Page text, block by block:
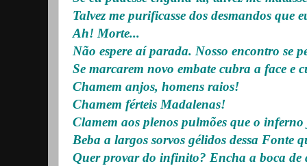
Talvez me purificasse dos desmandos que
Ah! Morte...
Não espere aí parada. Nosso encontro se
Se marcarem novo embate cubra a face e
Chamem anjos, homens raios!
Chamem férteis Madalenas!
Clamem aos plenos pulmões que o
Beba a largos sorvos gélidos dessa Fonte
Quer provar do infinito? Encha a boca de